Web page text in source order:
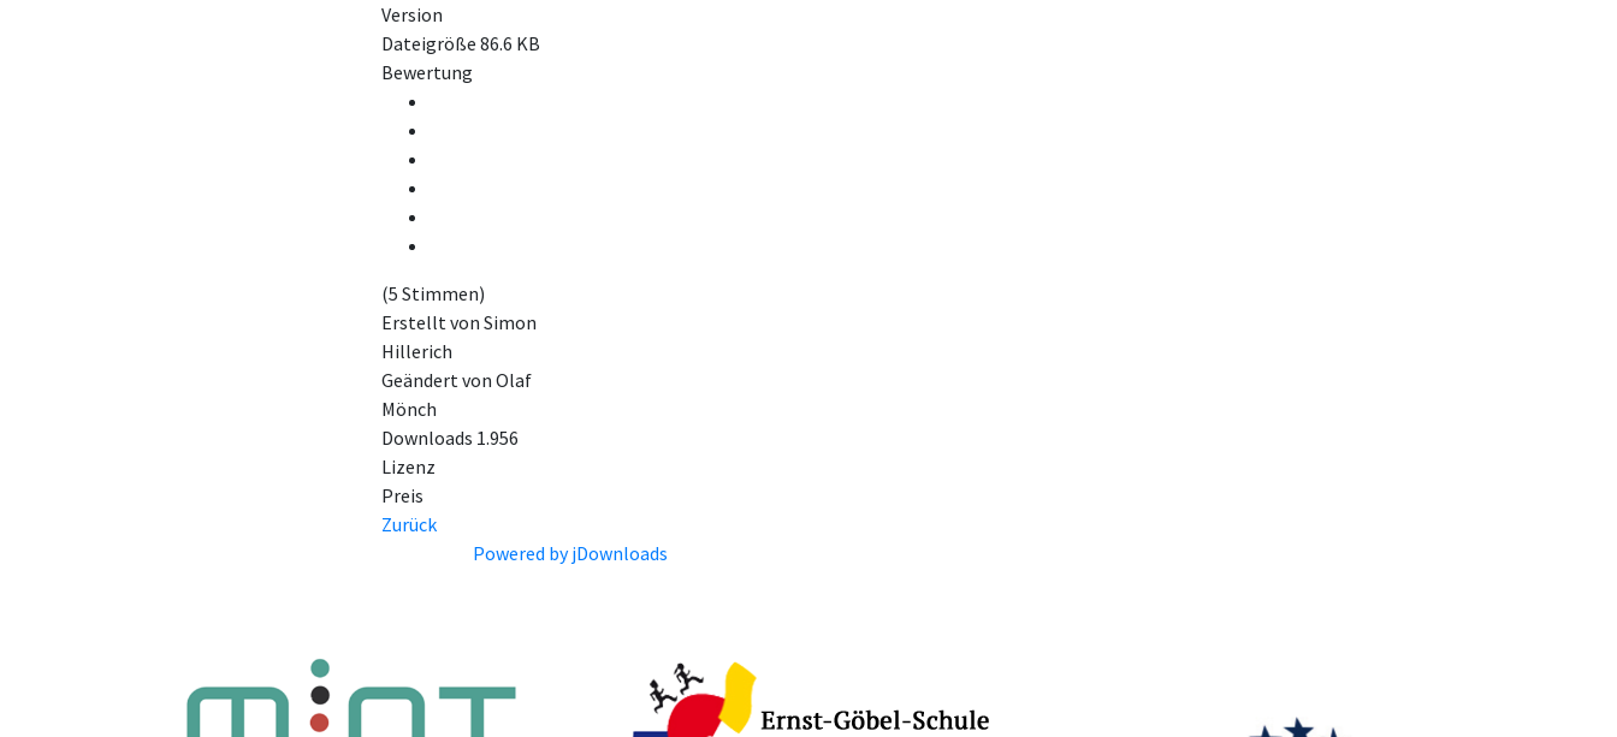
Version
Dateigröße 86.6 KB
Bewertung
(5 Stimmen)
Erstellt von Simon
Hillerich
Geändert von Olaf
Mönch
Downloads 1.956
Lizenz
Preis
Zurück
Powered by jDownloads